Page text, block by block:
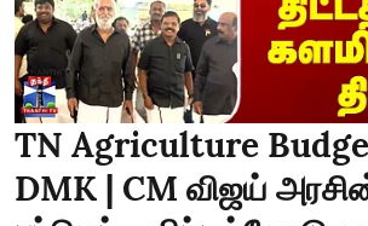
TN Agriculture
DMK | CM விஜய்